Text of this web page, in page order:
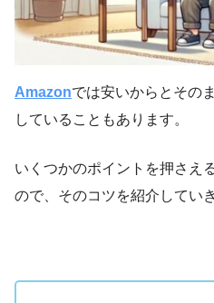
Amazonでは安いからとその
していることもあります。
いくつかのポイントを押さえ
ので、そのコツを紹介してい